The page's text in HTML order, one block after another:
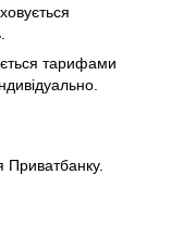
тарифами
Приватбанку.